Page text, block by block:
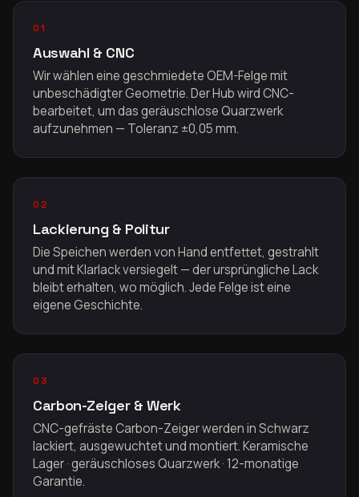
01
Auswahl & CNC
Wir wählen eine geschmiedete OEM-Felge mit
unbeschädigter Geometrie. Der Hub wird CNC-
bearbeitet, um das geräuschlose Quarzwerk
aufzunehmen — Toleranz ±0,05 mm.
02
Lackierung & Politur
Die Speichen werden von Hand entfettet, gestrahlt
und mit Klarlack versiegelt — der ursprüngliche Lack
bleibt erhalten, wo möglich. Jede Felge ist eine
eigene Geschichte.
03
Carbon-Zeiger & Werk
CNC-gefräste Carbon-Zeiger werden in Schwarz
lackiert, ausgewuchtet und montiert. Keramische
Lager · geräuschloses Quarzwerk · 12-monatige
Garantie.